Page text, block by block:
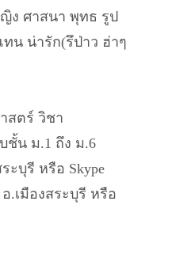
ง ศาสนา พุทธ รูป
น น่ารัก(รึป่าว ฮ่าๆ
สตร์ วิชา
น ม.1 ถึง ม.6
ะบุรี หรือ Skype
.เมืองสระบุรี หรือ